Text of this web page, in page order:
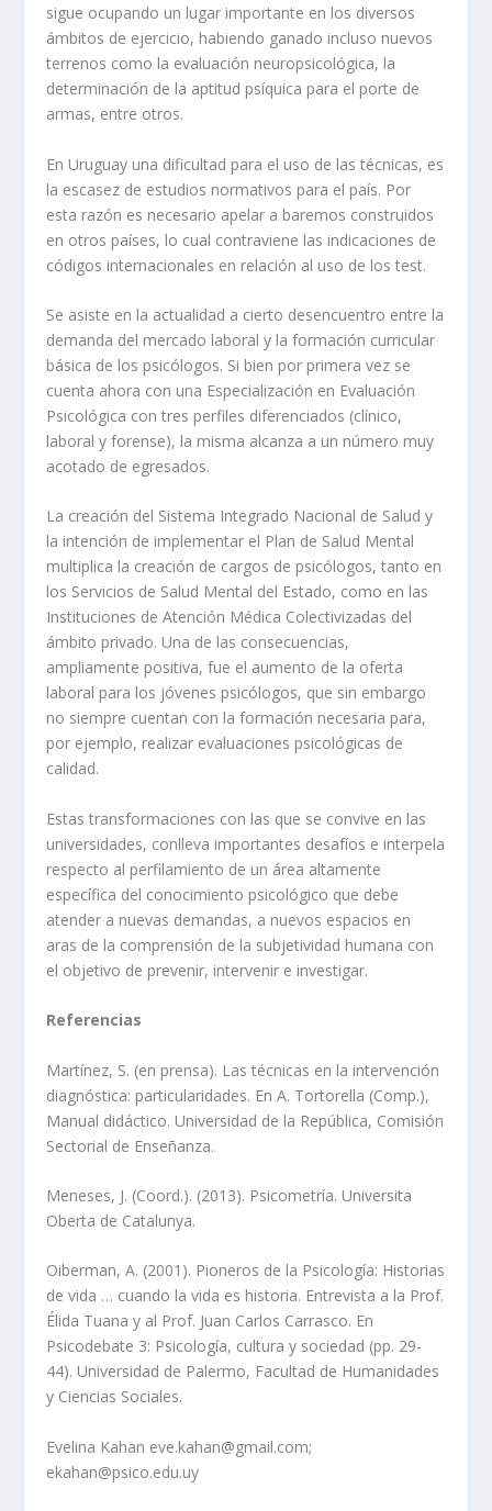
sigue ocupando un lugar importante en los diversos
ámbitos de ejercicio, habiendo ganado incluso nuevos
terrenos como la evaluación neuropsicológica, la
determinación de la aptitud psíquica para el porte de
armas, entre otros.
En Uruguay una dificultad para el uso de las técnicas, es
la escasez de estudios normativos para el país. Por
esta razón es necesario apelar a baremos construidos
en otros países, lo cual contraviene las indicaciones de
códigos internacionales en relación al uso de los test.
Se asiste en la actualidad a cierto desencuentro entre la
demanda del mercado laboral y la formación curricular
básica de los psicólogos. Si bien por primera vez se
cuenta ahora con una Especialización en Evaluación
Psicológica con tres perfiles diferenciados (clínico,
laboral y forense), la misma alcanza a un número muy
acotado de egresados.
La creación del Sistema Integrado Nacional de Salud y
la intención de implementar el Plan de Salud Mental
multiplica la creación de cargos de psicólogos, tanto en
los Servicios de Salud Mental del Estado, como en las
Instituciones de Atención Médica Colectivizadas del
ámbito privado. Una de las consecuencias,
ampliamente positiva, fue el aumento de la oferta
laboral para los jóvenes psicólogos, que sin embargo
no siempre cuentan con la formación necesaria para,
por ejemplo, realizar evaluaciones psicológicas de
calidad.
Estas transformaciones con las que se convive en las
universidades, conlleva importantes desafíos e interpela
respecto al perfilamiento de un área altamente
específica del conocimiento psicológico que debe
atender a nuevas demandas, a nuevos espacios en
aras de la comprensión de la subjetividad humana con
el objetivo de prevenir, intervenir e investigar.
Referencias
Martínez, S. (en prensa). Las técnicas en la intervención
diagnóstica: particularidades. En A. Tortorella (Comp.),
Manual didáctico. Universidad de la República, Comisión
Sectorial de Enseñanza.
Meneses, J. (Coord.). (2013). Psicometría. Universita
Oberta de Catalunya.
Oiberman, A. (2001). Pioneros de la Psicología: Historias
de vida … cuando la vida es historia. Entrevista a la Prof.
Élida Tuana y al Prof. Juan Carlos Carrasco. En
Psicodebate 3: Psicología, cultura y sociedad (pp. 29-
44). Universidad de Palermo, Facultad de Humanidades
y Ciencias Sociales.
Evelina Kahan eve.kahan@gmail.com;
ekahan@psico.edu.uy